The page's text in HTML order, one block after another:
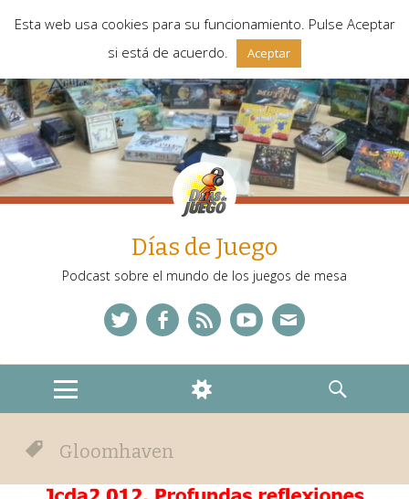
Días de Juego
Podcast sobre el mundo de los juegos de mesa
MENU
WIDGETS
SEARCH
Gloomhaven
Esta web usa cookies para su funcionamiento. Pulse Aceptar
si está de acuerdo.
Aceptar